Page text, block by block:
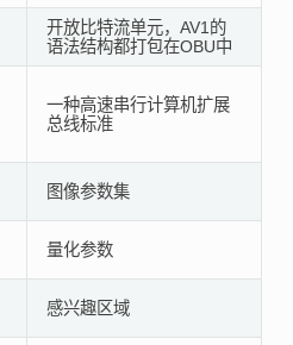
开放比特流单元，AV1的
语法结构都打包在OBU中
一种高速串行计算机扩展
总线标准
图像参数集
量化参数
感兴趣区域